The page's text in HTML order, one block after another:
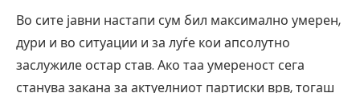
Во сите јавни настапи сум бил максимално умерен,
дури и во ситуации и за луѓе кои апсолутно
заслужиле остар став. Ако таа умереност сега
станува закана за актуелниот партиски врв, тогаш